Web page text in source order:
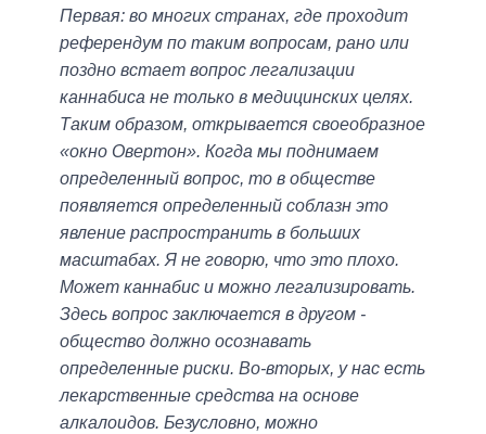
Первая: во многих странах, где проходит
референдум по таким вопросам, рано или
поздно встает вопрос легализации
каннабиса не только в медицинских целях.
Таким образом, открывается своеобразное
«окно Овертон». Когда мы поднимаем
определенный вопрос, то в обществе
появляется определенный соблазн это
явление распространить в больших
масштабах. Я не говорю, что это плохо.
Может каннабис и можно легализировать.
Здесь вопрос заключается в другом -
общество должно осознавать
определенные риски. Во-вторых, у нас есть
лекарственные средства на основе
алкалоидов. Безусловно, можно